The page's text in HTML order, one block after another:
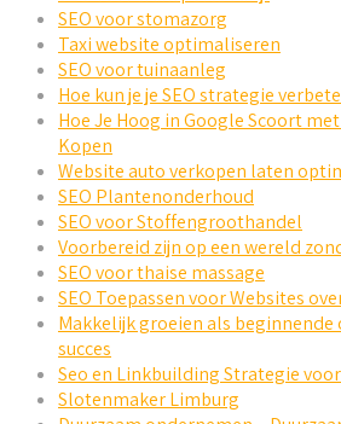
SEO voor stomazorg
Taxi website optimaliseren
SEO voor tuinaanleg
Hoe kun je je SEO strategie
Hoe Je Hoog in Google Scoort
Kopen
Website auto verkopen laten
SEO Plantenonderhoud
SEO voor Stoffengroothandel
Voorbereid zijn op een wereld
SEO voor thaise massage
SEO Toepassen voor Websites
Makkelijk groeien als
succes
Seo en Linkbuilding Strategie
Slotenmaker Limburg